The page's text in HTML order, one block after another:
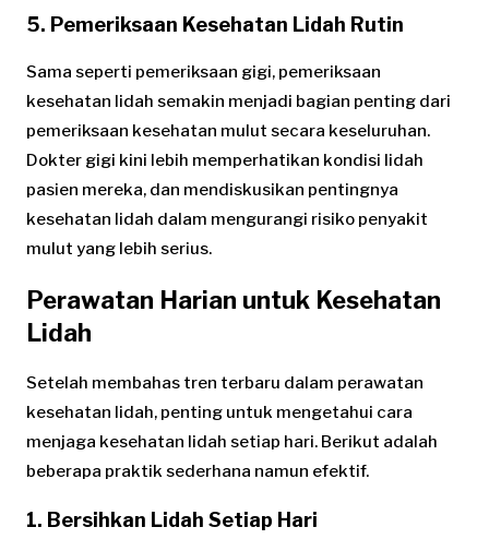
5. Pemeriksaan Kesehatan Lidah Rutin
Sama seperti pemeriksaan gigi, pemeriksaan
kesehatan lidah semakin menjadi bagian penting dari
pemeriksaan kesehatan mulut secara keseluruhan.
Dokter gigi kini lebih memperhatikan kondisi lidah
pasien mereka, dan mendiskusikan pentingnya
kesehatan lidah dalam mengurangi risiko penyakit
mulut yang lebih serius.
Perawatan Harian untuk Kesehatan
Lidah
Setelah membahas tren terbaru dalam perawatan
kesehatan lidah, penting untuk mengetahui cara
menjaga kesehatan lidah setiap hari. Berikut adalah
beberapa praktik sederhana namun efektif.
1. Bersihkan Lidah Setiap Hari